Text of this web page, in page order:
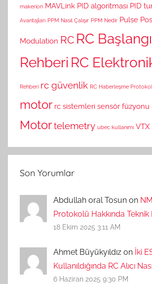
makerion MAVLink PID algoritması PID
Avantajları PPM Nasıl Çalışır PPM Nedir Pulse
Modulation RC RC
Rehberi RC
Rehberi rc güvenlik RC Haberleşme
motor rc sistemleri sensör füzyonu
Motortelemetry ubec kullanımı VTX
Son Yorumlar
Abdullah oral Tosun on
Protokolü Hakkında Teknik
18 Ekim 2025 3:11 AM
Ahmet Büyükyıldız on İki
Kullanıldığında RC Alıcı
6 Haziran 2025 9:30 PM